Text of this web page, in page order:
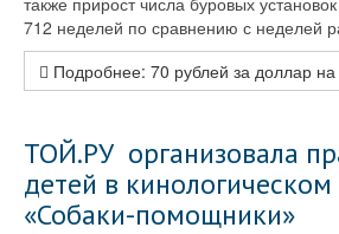
712 неделей по сравнению с неделей
Подробнее: 70 рублей за доллар
ТОЙ.РУ организовала
детей в
«Собаки-помощники»